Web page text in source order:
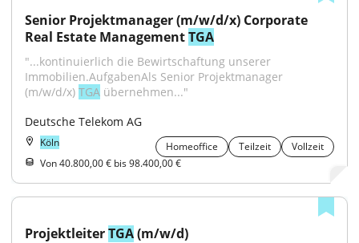
Senior Projektmanager (m/w/d/x) Corporate
Real Estate Management TGA
"...kontinuierlich die Bewirtschaftung unserer
Immobilien.AufgabenAls Senior Projektmanager
(m/w/d/x) TGA übernehmen..."
Deutsche Telekom AG
Köln Homeoffice Teilzeit
Vollzeit
Von 40.800,00 € bis 98.400,00 €
Projektleiter TGA (m/w/d)